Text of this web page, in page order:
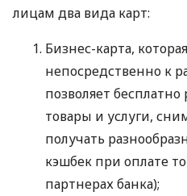
лицам два вида карт:
Бизнес-карта,
непосредственно к
позволяет бесплатно
товары и услуги,
получать
кэшбек при оплате
партнерах банка);